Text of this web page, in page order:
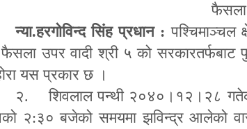
फैसला
न्या.हरगोविन्द सिंह प्रधान:पश्चिमाञ्चल
उपर वादी श्री ५ को सरकारतर्फबाट
यस प्रकार छ ।
२. शिवलाल पन्थी २०४०।१२।२८
२:३० बजेको समयमा झविन्द्र आलेको